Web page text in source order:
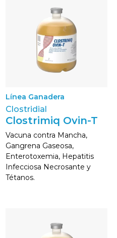
Línea Ganadera
Clostridial
Clostrimiq Ovin-T
Vacuna contra Mancha,
Gangrena Gaseosa,
Enterotoxemia, Hepatitis
Infecciosa Necrosante y
Tétanos.